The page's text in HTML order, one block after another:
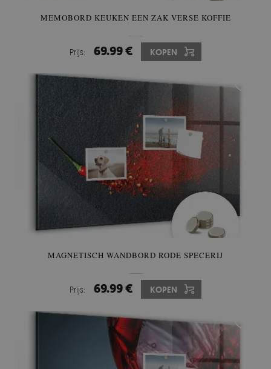
MEMOBORD KEUKEN EEN ZAK VERSE KOFFIE
Prijs: 69.99 € KOPEN
MAGNETISCH WANDBORD RODE SPECERIJ
Prijs: 69.99 € KOPEN